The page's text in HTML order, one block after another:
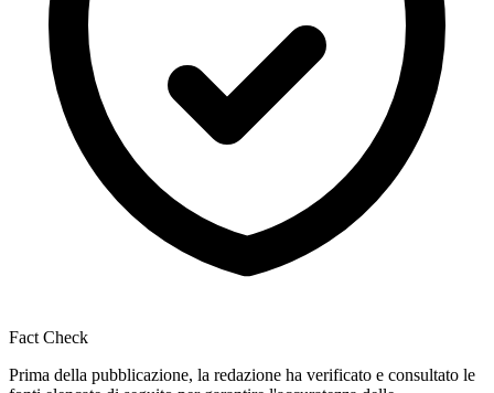
Fact Check
Prima della pubblicazione, la redazione ha verificato e consultato le